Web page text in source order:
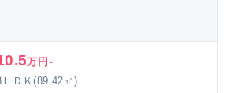
万円 -
ＬＤＫ(89.42㎡)